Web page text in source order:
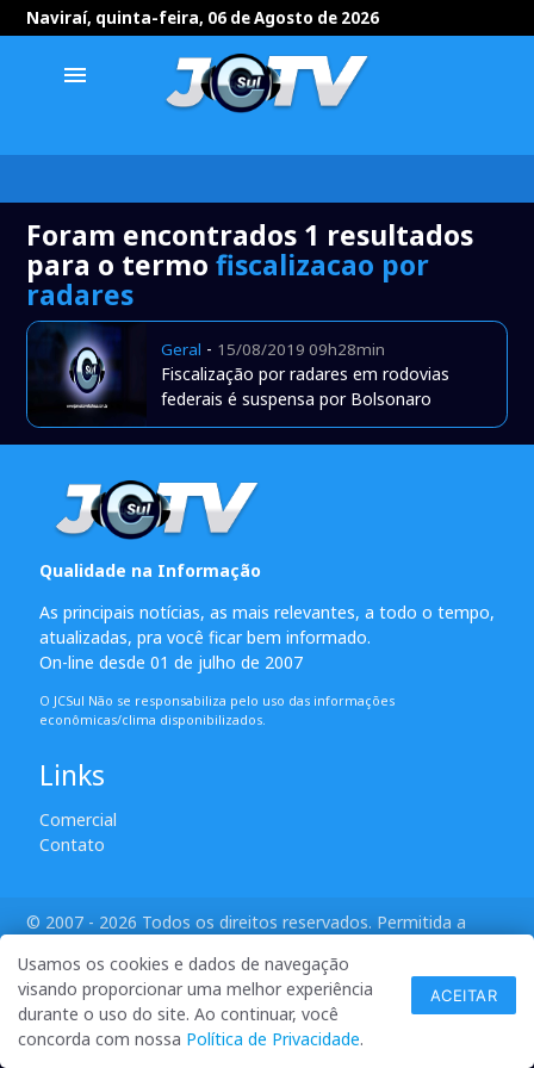
Naviraí, quinta-feira, 06 de Agosto de 2026
menu
Foram encontrados 1 resultados
para o termofiscalizacao por
radares
Geral - 15/08/2019 09h28min
Fiscalização por radares em rodovias
federais é suspensa por Bolsonaro
Qualidade na Informação
As principais notícias, as mais relevantes, a todo o tempo,
atualizadas, pra você ficar bem informado.
On-line desde 01 de julho de 2007
O JCSul Não se responsabiliza pelo uso das informações
econômicas/clima disponibilizados.
Links
Comercial
Contato
© 2007 - 2026 Todos os direitos reservados. Permitida a
desenvolvido por ANSIM
Usamos os cookies e dados de navegação
visando proporcionar uma melhor experiência
durante o uso do site. Ao continuar, você
concorda com nossa Política de Privacidade.
ACEITAR